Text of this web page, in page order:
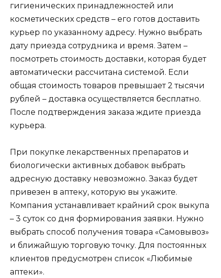
гигиенических принадлежностей или
косметических средств – его готов доставить
курьер по указанному адресу. Нужно выбрать
дату приезда сотрудника и время. Затем –
посмотреть стоимость доставки, которая будет
автоматически рассчитана системой. Если
общая стоимость товаров превышает 2 тысячи
рублей – доставка осуществляется бесплатно.
После подтверждения заказа ждите приезда
курьера.
При покупке лекарственных препаратов и
биологически активных добавок выбрать
адресную доставку невозможно. Заказ будет
привезен в аптеку, которую вы укажите.
Компания устанавливает крайний срок выкупа
– 3 суток со дня формирования заявки. Нужно
выбрать способ получения товара «Самовывоз»
и ближайшую торговую точку. Для постоянных
клиентов предусмотрен список «Любимые
аптеки».